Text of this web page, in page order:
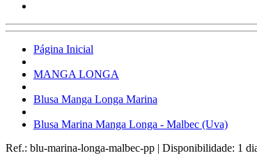
Página Inicial
MANGA LONGA
Blusa Manga Longa Marina
Blusa Marina Manga Longa - Malbec (Uva)
Ref.: blu-marina-longa-malbec-pp | Disponibilidade: 1